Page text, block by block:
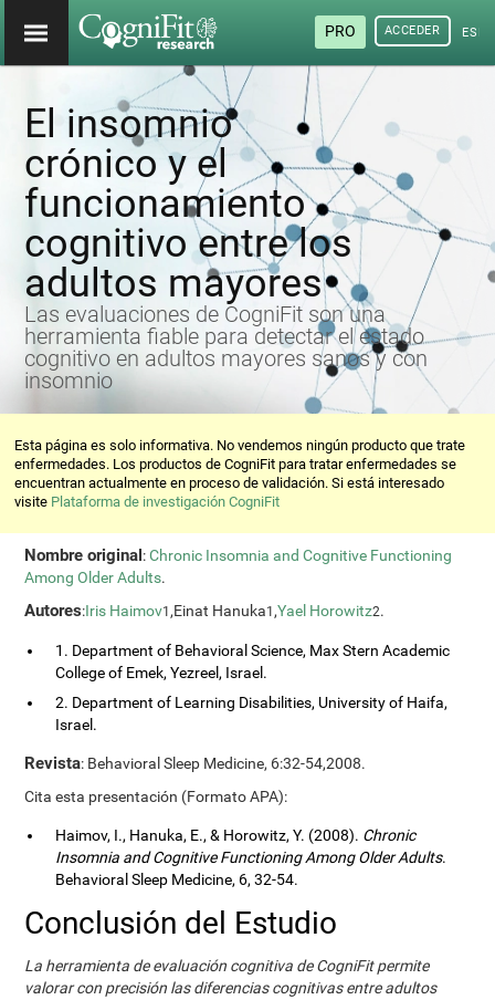
PRO ACCEDER
El insomnio
crónico y el
funcionamiento
cognitivo entre los
adultos mayores
Las evaluaciones de CogniFit son una
herramienta fiable para detectar el estado
cognitivo en adultos mayores sanos y con
insomnio
Esta página es solo informativa. No vendemos ningún producto que trate
enfermedades. Los productos de CogniFit para tratar enfermedades se
encuentran actualmente en proceso de validación. Si está interesado
visite Plataforma de investigación CogniFit
Nombre original:Chronic Insomnia and Cognitive Functioning
Among Older Adults.
Autores:Iris Haimov1,Einat Hanuka1,Yael Horowitz2.
1. Department of Behavioral Science, Max Stern Academic
College of Emek, Yezreel, Israel.
2. Department of Learning Disabilities, University of Haifa,
Israel.
Revista: Behavioral Sleep Medicine, 6:32-54,2008.
Cita esta presentación (Formato APA):
Haimov, I., Hanuka, E., & Horowitz, Y. (2008). Chronic
Insomnia and Cognitive Functioning Among Older Adults.
Behavioral Sleep Medicine, 6, 32-54.
Conclusión del Estudio
La herramienta de evaluación cognitiva de CogniFit permite
valorar con precisión las diferencias cognitivas entre adultos